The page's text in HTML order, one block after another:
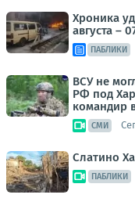
Хроника
августа –
ПАБЛИКИ
ВСУ не
РФ под
командир
СМИ
Слатино
ПАБЛИКИ